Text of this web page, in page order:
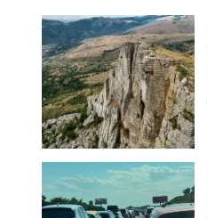
ЛАЙФСТАЙЛ
ВОЙНАТА
УКРАЙНА
СПОРТ
РАЗСЛЕДВАНЕ